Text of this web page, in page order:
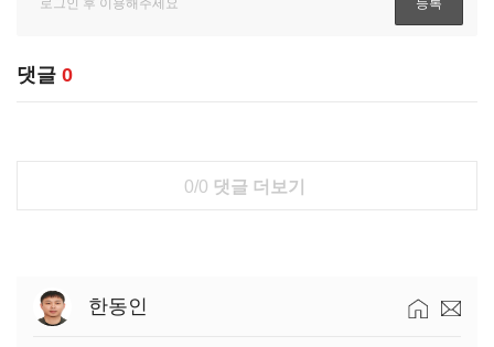
댓글 0
0/0 댓글 더보기
한동인